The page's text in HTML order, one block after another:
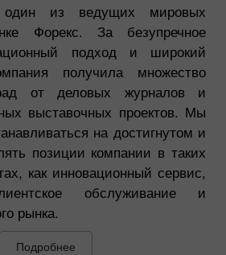
один из ведущих мировых
Форекс. За безупречное
подход и широкий
получила множество
от деловых журналов и
выставочных проектов. Мы
на достигнутом и
позиции компании в таких
как инновационный сервис,
обслуживание и
рынка.
Подробнее